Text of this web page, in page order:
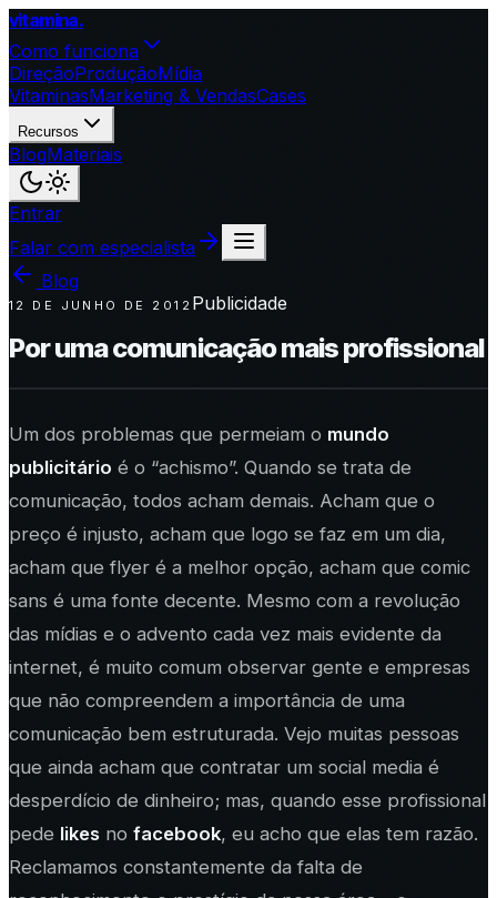
vitamina.
Como funciona
DireçãoProduçãoMídia
VitaminasMarketing & VendasCases
Recursos
BlogMateriais
Entrar
Falar com especialista
Blog
12 DE JUNHO DE 2012 Publicidade
Por uma comunicação mais profissional
Um dos problemas que permeiam o mundo
publicitário é o “achismo”. Quando se trata de
comunicação, todos acham demais. Acham que o
preço é injusto, acham que logo se faz em um dia,
acham que flyer é a melhor opção, acham que comic
sans é uma fonte decente. Mesmo com a revolução
das mídias e o advento cada vez mais evidente da
internet, é muito comum observar gente e empresas
que não compreendem a importância de uma
comunicação bem estruturada. Vejo muitas pessoas
que ainda acham que contratar um social media é
desperdício de dinheiro; mas, quando esse profissional
pede likes no facebook, eu acho que elas tem razão.
Reclamamos constantemente da falta de